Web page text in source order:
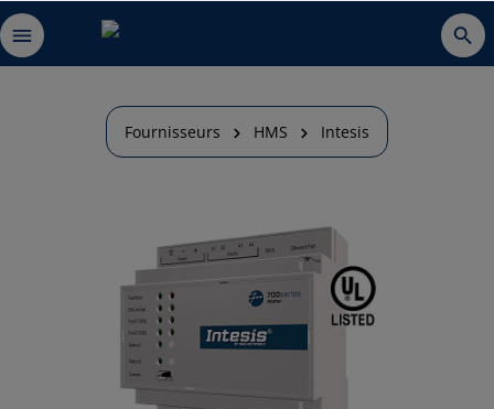
Fournisseurs HMS Intesis